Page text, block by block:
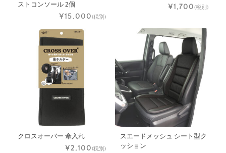
ストコンソール 2個
¥15,000(税別)
¥1,700(税別)
クロスオーバー 傘入れ
¥2,100(税別)
スエードメッシュ シート型ク
ッション